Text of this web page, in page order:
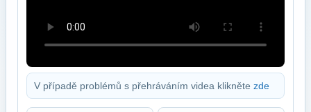
V případě problémů s přehráváním videa klikněte zde